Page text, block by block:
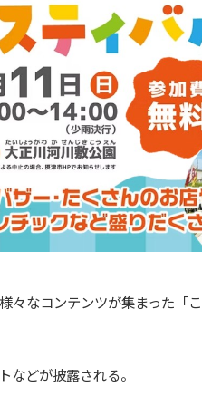
なコンテンツが集まった「
などが披露される。